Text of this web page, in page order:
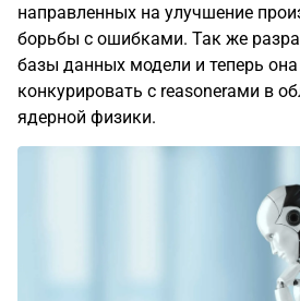
направленных на улучшение
борьбы с ошибками. Так же
базы данных модели и теперь она
конкурировать с reasonerами в
ядерной физики.